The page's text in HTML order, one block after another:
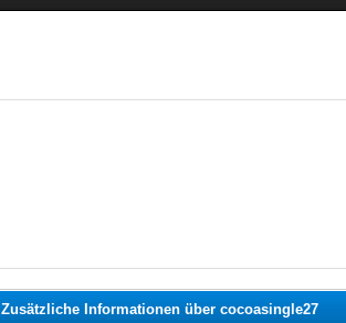
Zusätzliche Informationen über cocoasingle27